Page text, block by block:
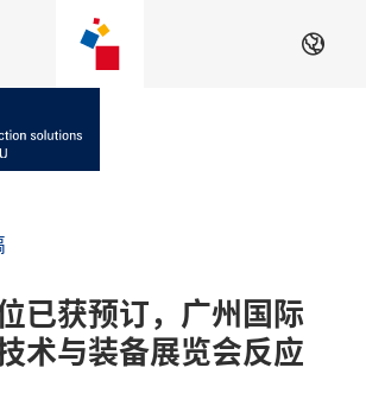
ZH
已获预订，广州国际
术与装备展览会反应